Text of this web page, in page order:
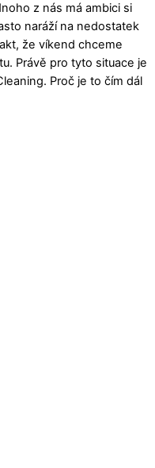
z nás má ambici si
naráží na nedostatek
že víkend chceme
Právě pro tyto situace je
Proč je to čím dál